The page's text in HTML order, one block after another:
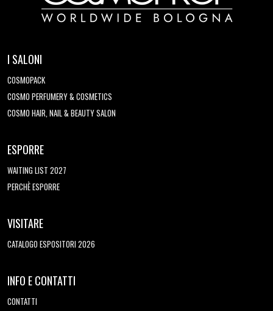
I SALONI
COSMOPACK
COSMO PERFUMERY & COSMETICS
COSMO HAIR, NAIL & BEAUTY SALON
ESPORRE
WAITING LIST 2027
PERCHÈ ESPORRE
VISITARE
CATALOGO ESPOSITORI 2026
INFO E CONTATTI
CONTATTI